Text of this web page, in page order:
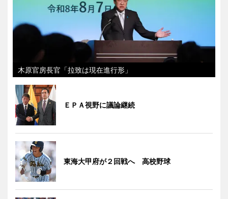
木原官房長官「拉致は現在進行形」
ＥＰＡ視野に議論継続
東海大甲府が２回戦へ 高校野球